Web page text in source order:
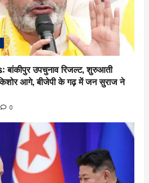
बांकीपुर उपचुनाव रिजल्ट, शुरुआती
आगे, बीजेपी के गढ़ में जन सुराज ने
0